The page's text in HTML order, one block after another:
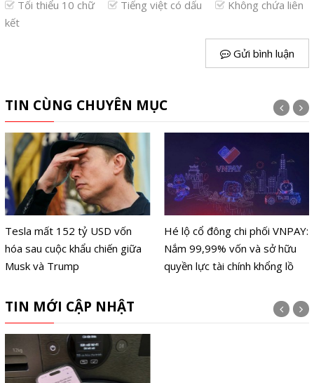
Tối thiểu 10 chữ Tiếng việt có dấu
Không chứa liên
kết
Gửi bình luận
TIN CÙNG CHUYÊN MỤC
Tesla mất 152 tỷ USD vốn
hóa sau cuộc khẩu chiến giữa
Musk và Trump
Hé lộ cổ đông chi phối VNPAY:
Nắm 99,99% vốn và sở hữu
quyền lực tài chính khổng lồ
TIN MỚI CẬP NHẬT